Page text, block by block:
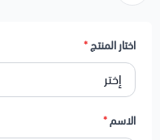
اختار المنتج*
الاسم*